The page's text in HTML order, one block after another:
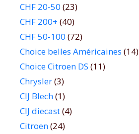
CHF 20-50 (23)
CHF 200+ (40)
CHF 50-100 (72)
Choice belles Américaines (14)
Choice Citroen DS (11)
Chrysler(3)
CIJ Blech(1)
CIJ diecast(4)
Citroen(24)